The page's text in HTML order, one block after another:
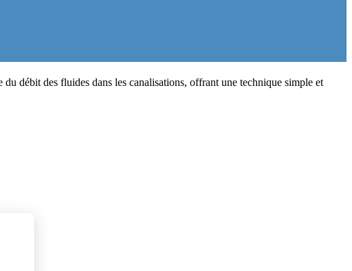
débit des fluides dans les canalisations, offrant une technique simple et